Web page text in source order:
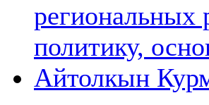
региональных
политику,
Айтолкын